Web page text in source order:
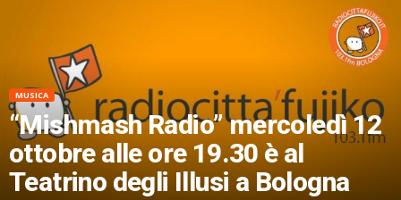
MUSICA
“Mishmash Radio” mercoledì 12
ottobre alle ore 19.30 è al
Teatrino degli Illusi a Bologna